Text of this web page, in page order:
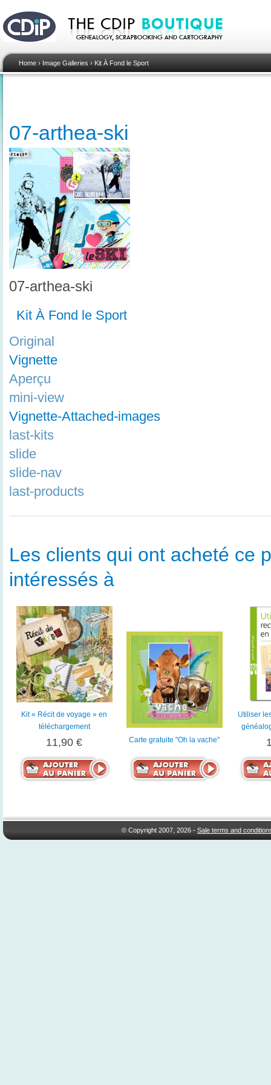
Home › Image Galleries › Kit À Fond le Sport
07-arthea-ski
07-arthea-ski
Kit À Fond le Sport
Original
Vignette
Aperçu
mini-view
Vignette-Attached-images
last-kits
slide
slide-nav
last-products
Les clients qui ont acheté ce
intéressés à
Kit « Récit de voyage » en
téléchargement
11,90 € Carte gratuite "Oh la vache"
Utiliser
© Copyright 2007, 2026 -Sale terms and